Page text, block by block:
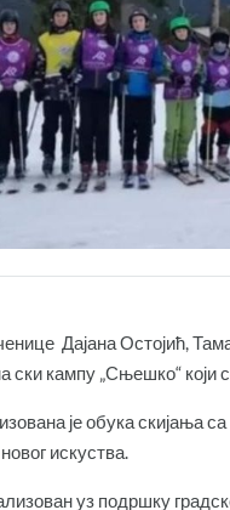
Дајана Остојић,
кампу „Сњешко“ који
је обука скијања
искуства.
уз подршку